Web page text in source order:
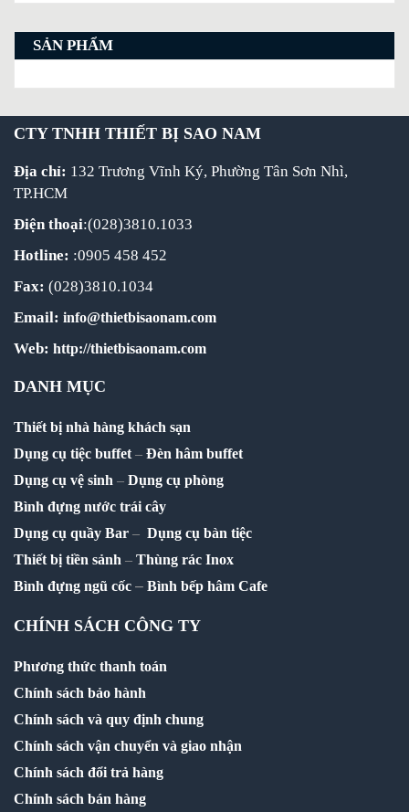
SẢN PHẨM
CTY TNHH THIẾT BỊ SAO NAM
Địa chỉ: 132 Trương Vĩnh Ký, Phường Tân Sơn Nhì,
TP.HCM
Điện thoại:(028)3810.1033
Hotline: :0905 458 452
Fax: (028)3810.1034
Email: info@thietbisaonam.com
Web: http://thietbisaonam.com
DANH MỤC
Thiết bị nhà hàng khách sạn
Dụng cụ tiệc buffet – Đèn hâm buffet
Dụng cụ vệ sinh – Dụng cụ phòng
Bình đựng nước trái cây
Dụng cụ quầy Bar – Dụng cụ bàn tiệc
Thiết bị tiền sảnh – Thùng rác Inox
Bình đựng ngũ cốc – Bình bếp hâm Cafe
CHÍNH SÁCH CÔNG TY
Phương thức thanh toán
Chính sách bảo hành
Chính sách và quy định chung
Chính sách vận chuyển và giao nhận
Chính sách đổi trả hàng
Chính sách bán hàng